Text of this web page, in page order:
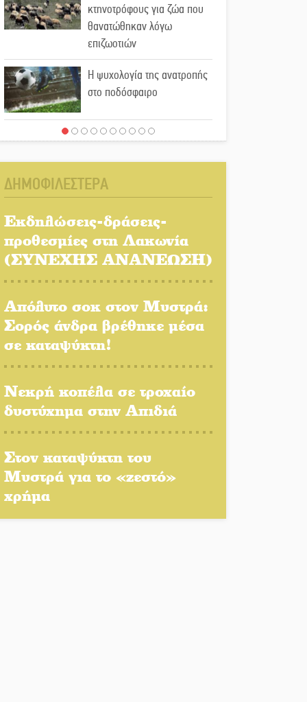
κτηνοτρόφους για ζώα που
θανατώθηκαν λόγω
επιζωοτιών
Η ψυχολογία της ανατροπής
στο ποδόσφαιρο
Ένα «ταξίδι» τέχνης και
Τα Λαγκάδια κρατούν
ζωντανή την τέχνη της
πέτρας
Στους ρυθμούς της
Ελεωνόρας Ζουγανέλη το
Πλούσιο πολιτιστικό
πρόγραμμα δίνει «χρώμα»
στον Αύγουστο του Λαχίου
Χασισοφυτεία στην
Παλαιοπαναγιά ξεσκέπασε η
Αστυνομία
Μπαρόκ μελωδίες κάτω από
την αυγουστιάτικη
ΔΗΜΟΦΙΛΕΣΤΕΡΑ
Εκδηλώσεις-δράσεις-
προθεσμίες στη Λακωνία
(ΣΥΝΕΧΗΣ ΑΝΑΝΕΩΣΗ)
Απόλυτο σοκ στον Μυστρά:
Σορός άνδρα βρέθηκε μέσα
σε καταψύκτη!
Νεκρή κοπέλα σε τροχαίο
δυστύχημα στην Απιδιά
Στον καταψύκτη του
Μυστρά για το «ζεστό»
χρήμα